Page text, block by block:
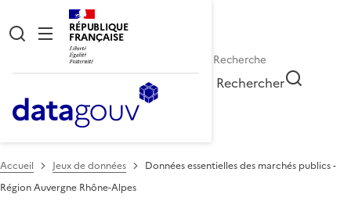
RÉPUBLIQUE
FRANÇAISE
Rechercher
Accueil Jeux de données
Données essentielles des marchés publics -
Région Auvergne Rhône-Alpes